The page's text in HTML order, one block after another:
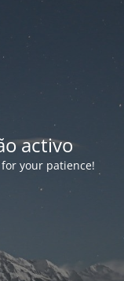
activo
your patience!